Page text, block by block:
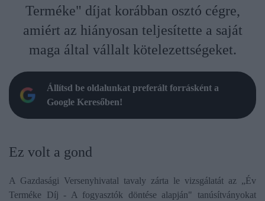
Terméke" díjat korábban osztó cégre,
amiért az hiányosan teljesítette a saját
maga által vállalt kötelezettségeket.
Állítsd be oldalunkat preferált forrásként a
Google Keresőben!
Ez volt a gond
A Gazdasági Versenyhivatal tavaly zárta le vizsgálatát az „Év
Terméke Díj - A fogyasztók döntése alapján" tanúsítványokat